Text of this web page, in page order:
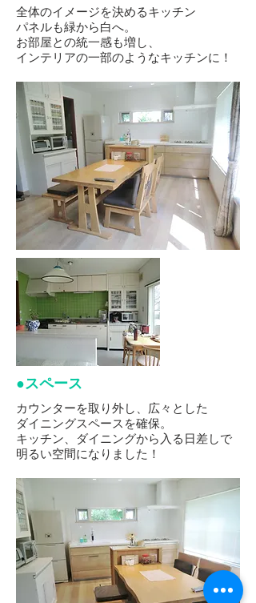
全体のイメージを決めるキッチン
パネルも緑から白へ。
お部屋との統一感も増し、
インテリアの一部のようなキッチンに！
​●スペース
カウンターを取り外し、広々とした
ダイニングスペースを確保。
キッチン、ダイニングから入る日差しで
明るい空間になりました！